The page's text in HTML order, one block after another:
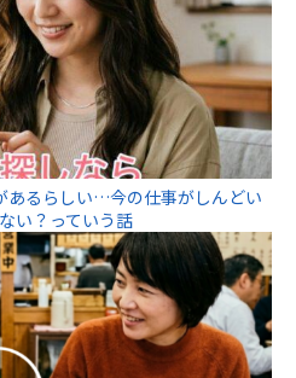
あるらしい…今の仕事がしんどい
い？っていう話